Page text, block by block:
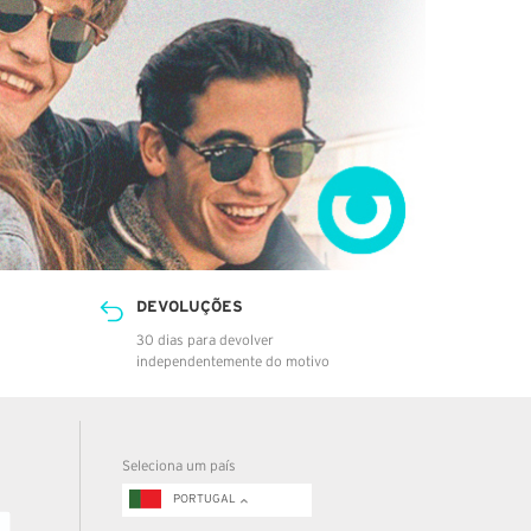
DEVOLUÇÕES
30 dias para devolver
independentemente do motivo
Seleciona um país
PORTUGAL